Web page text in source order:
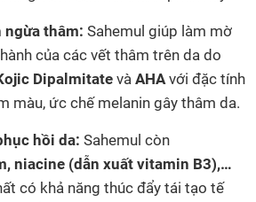
ngừa thâm: Sahemul giúp làm mờ
của các vết thâm trên da do
Dipalmitate và AHAvới đặc tính
màu, ức chế melanin gây thâm da.
hồi da: Sahemul còn
niacine (dẫn xuất vitamin B3),…
có khả năng thúc đẩy tái tạo tế